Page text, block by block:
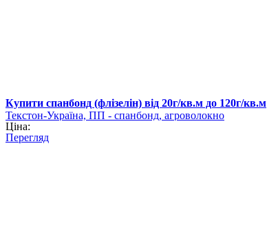
Купити спанбонд (флізелін) від 20г/кв.м до 120г/кв.м
Текстон-Україна, ПП - спанбонд, агроволокно
Ціна:
Перегляд